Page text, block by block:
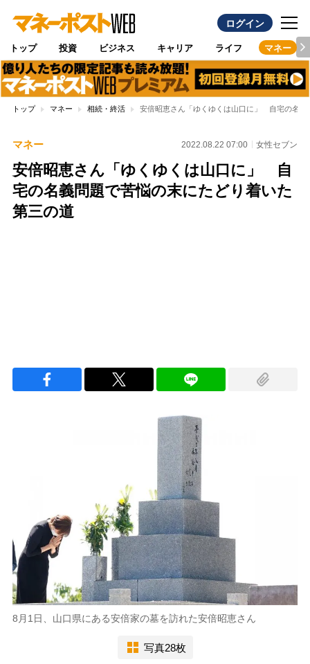
ログイン
トップ 投資 ビジネス キャリア ライフ マネー
トップ マネー 相続・終活 安倍昭恵さん「ゆくゆくは山口に」 自宅の名義
マネー 2022.08.22 07:00 女性セブン
安倍昭恵さん「ゆくゆくは山口に」 自
宅の名義問題で苦悩の末にたどり着いた
第三の道
8月1日、山口県にある安倍家の墓を訪れた安倍昭恵さん
写真28枚